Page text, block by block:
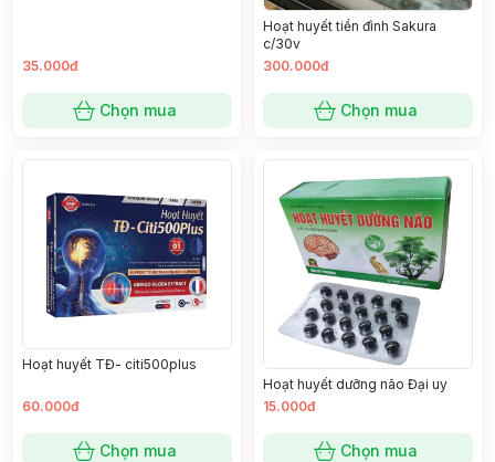
35.000đ
Chọn mua
Hoạt huyết tiền đình Sakura
c/30v
300.000đ
Chọn mua
Hoạt huyết TĐ- citi500plus
60.000đ
Chọn mua
Hoạt huyết dưỡng não Đại uy
15.000đ
Chọn mua